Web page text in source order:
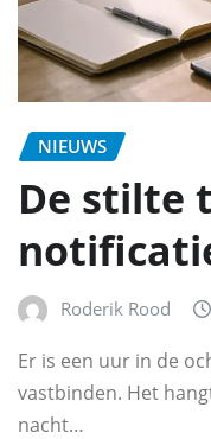
NIEUWS
De stilte
Roderik Rood
Er is een uur in de
vastbinden. Het
nacht…